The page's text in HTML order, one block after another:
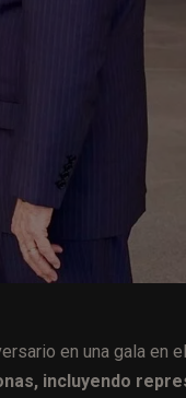
en una gala en
incluyendo